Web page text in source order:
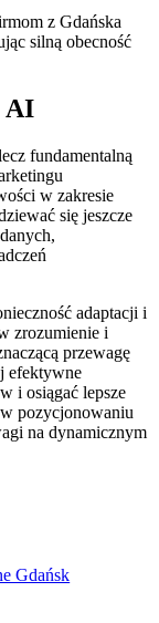
z Gdańska
silną obecność
AI
fundamentalną
w zakresie
się jeszcze
adaptacji i
zrozumienie i
przewagę
efektywne
i osiągać lepsze
pozycjonowaniu
na dynamicznym
Gdańsk